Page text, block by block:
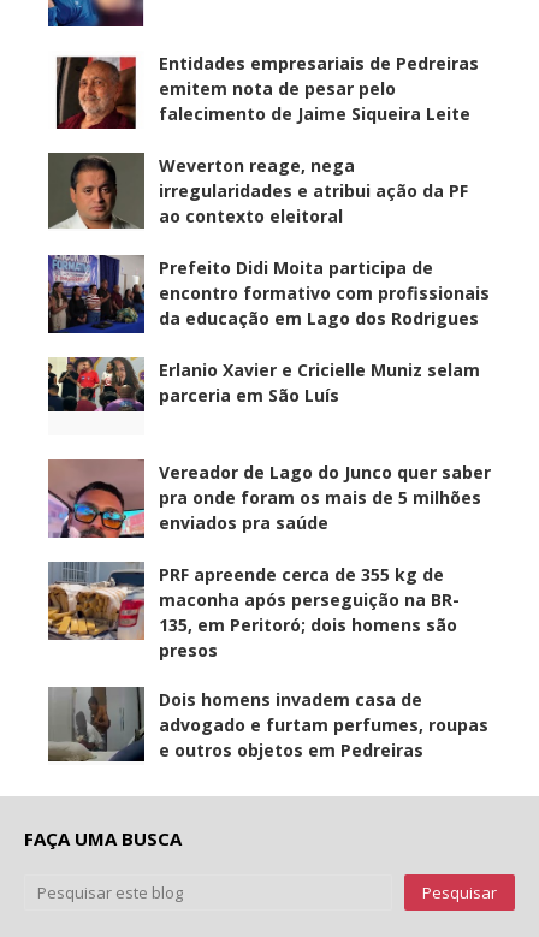
Entidades empresariais de Pedreiras
emitem nota de pesar pelo
falecimento de Jaime Siqueira Leite
Weverton reage, nega
irregularidades e atribui ação da PF
ao contexto eleitoral
Prefeito Didi Moita participa de
encontro formativo com profissionais
da educação em Lago dos Rodrigues
Erlanio Xavier e Cricielle Muniz selam
parceria em São Luís
Vereador de Lago do Junco quer saber
pra onde foram os mais de 5 milhões
enviados pra saúde
PRF apreende cerca de 355 kg de
maconha após perseguição na BR-
135, em Peritoró; dois homens são
presos
Dois homens invadem casa de
advogado e furtam perfumes, roupas
e outros objetos em Pedreiras
FAÇA UMA BUSCA